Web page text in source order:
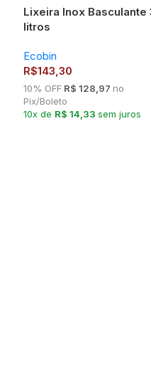
Lixeira Inox Basculante
litros
Ecobin
R$143,30
10% OFFR$ 128,97 no
Pix/Boleto
10x de R$ 14,33 sem juros